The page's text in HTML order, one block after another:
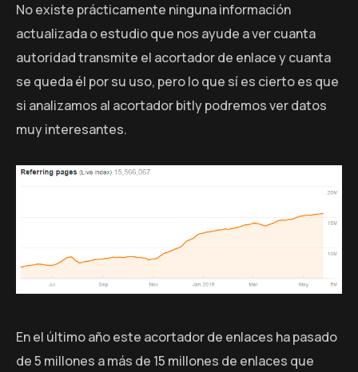
No existe prácticamente ninguna información
actualizada o estudio que nos ayude a ver cuanta
autoridad transmite el acortador de enlace y cuanta
se queda él por su uso, pero lo que sí es cierto es que
si analizamos al acortador bitly podremos ver datos
muy interesantes.
En el último año este acortador de enlaces ha pasado
de 5 millones a más de 15 millones de enlaces que